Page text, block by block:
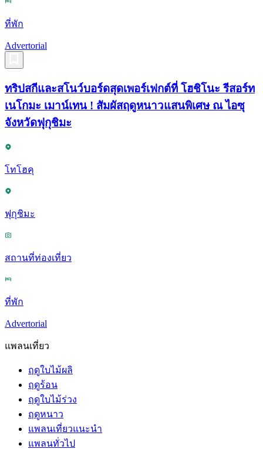
ที่พัก
Advertorial
ทริปสกีและสโนว์บอร์ดสุดเพอร์เฟกต์ที่ โฮชิโนะ รีสอร์ท
เนโกมะ เมาน์เทน ! สัมผัสฤดูหนาวแสนพิเศษ ณ ไอซุ
จังหวัดฟุกุชิมะ
โทโฮคุ
ฟุกุชิมะ
สถานที่ท่องเที่ยว
ที่พัก
Advertorial
แพลนเที่ยว
ฤดูใบไม้ผลิ
ฤดูร้อน
ฤดูใบไม้ร่วง
ฤดูหนาว
แพลนเที่ยวแนะนำ
แพลนทั่วไป